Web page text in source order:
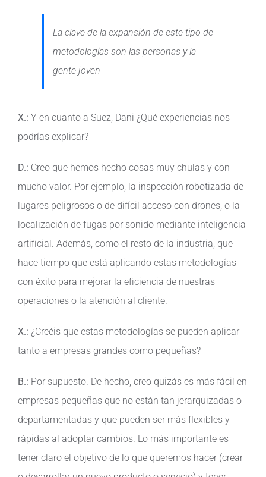
La clave de la expansión de este tipo de
metodologías son las personas y la
gente joven
X.: Y en cuanto a Suez, Dani ¿Qué experiencias nos
podrías explicar?
D.: Creo que hemos hecho cosas muy chulas y con
mucho valor. Por ejemplo, la inspección robotizada de
lugares peligrosos o de difícil acceso con drones, o la
localización de fugas por sonido mediante inteligencia
artificial. Además, como el resto de la industria, que
hace tiempo que está aplicando estas metodologías
con éxito para mejorar la eficiencia de nuestras
operaciones o la atención al cliente.
X.: ¿Creéis que estas metodologías se pueden aplicar
tanto a empresas grandes como pequeñas?
B.: Por supuesto. De hecho, creo quizás es más fácil en
empresas pequeñas que no están tan jerarquizadas o
departamentadas y que pueden ser más flexibles y
rápidas al adoptar cambios. Lo más importante es
tener claro el objetivo de lo que queremos hacer (crear